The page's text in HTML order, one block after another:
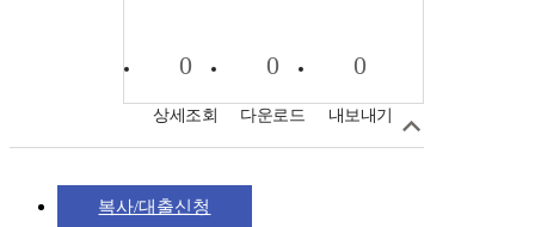
0
상세조회
0
다운로드
0
내보내기
복사/대출신청